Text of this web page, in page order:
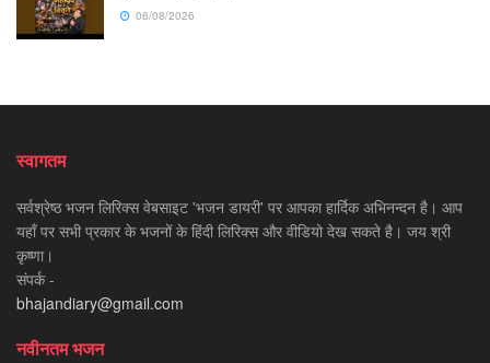
06/08/2026
स्वागतम
सर्वश्रेष्ठ भजन लिरिक्स वेबसाइट 'भजन डायरी' पर आपका हार्दिक अभिनन्दन है। आप
यहाँ पर सभी प्रकार के भजनों के हिंदी लिरिक्स और वीडियो देख सकते है। जय श्री
कृष्णा।
संपर्क -
bhajandiary@gmail.com
नवीनतम भजन